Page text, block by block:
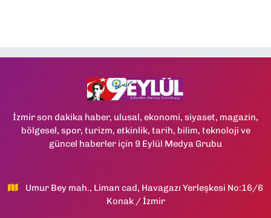
İzmir son dakika haber, ulusal, ekonomi, siyaset, magazin,
bölgesel, spor, turizm, etkinlik, tarih, bilim, teknoloji ve
güncel haberler için 9 Eylül Medya Grubu
Umur Bey mah., Liman cad, Havagazı Yerleşkesi No:16/6
Konak / İzmir